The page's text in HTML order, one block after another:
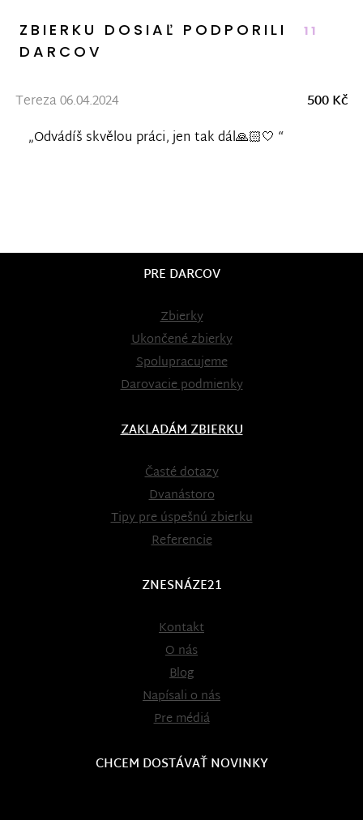
ZBIERKU DOSIAĽ PODPORILI 11
DARCOV
Tereza 06.04.2024
500 Kč
„Odvádíš skvělou práci, jen tak dál🙏🏻🤍 “
PRE DARCOV
Zbierky
Ukončené zbierky
Spolupracujeme
Darovacie podmienky
ZAKLADÁM ZBIERKU
Časté dotazy
Dvanástoro
Tipy pre úspešnú zbierku
Referencie
ZNESNÁZE21
Kontakt
O nás
Blog
Napísali o nás
Pre médiá
CHCEM DOSTÁVAŤ NOVINKY